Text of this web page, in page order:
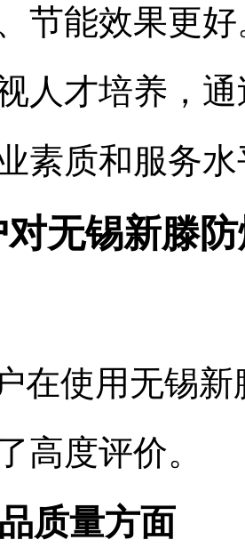
节能效果更好
人才培养，
素质和服务
对无锡新滕
在使用无锡
高度评价。
质量方面